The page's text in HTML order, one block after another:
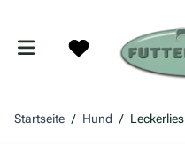
Startseite / Hund / Leckerlies